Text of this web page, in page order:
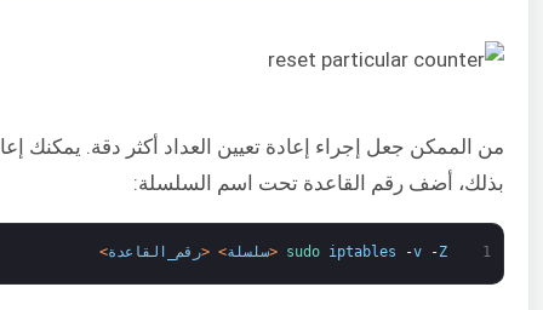
من الممكن جعل إجراء إعادة تعيين العداد أكثر دقة. يمكنك
بذلك، أضف رقم القاعدة تحت اسم السلسلة:
1
sudo iptables -v -Z
<سلسلة>
<رقم_القاعدة>